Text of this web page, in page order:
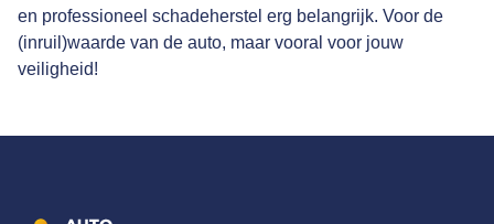
en professioneel schadeherstel erg belangrijk. Voor de
(inruil)waarde van de auto, maar vooral voor jouw
veiligheid!